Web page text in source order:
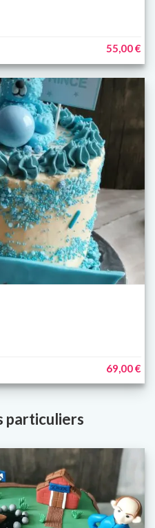
55,00 €
69,00 €
particuliers